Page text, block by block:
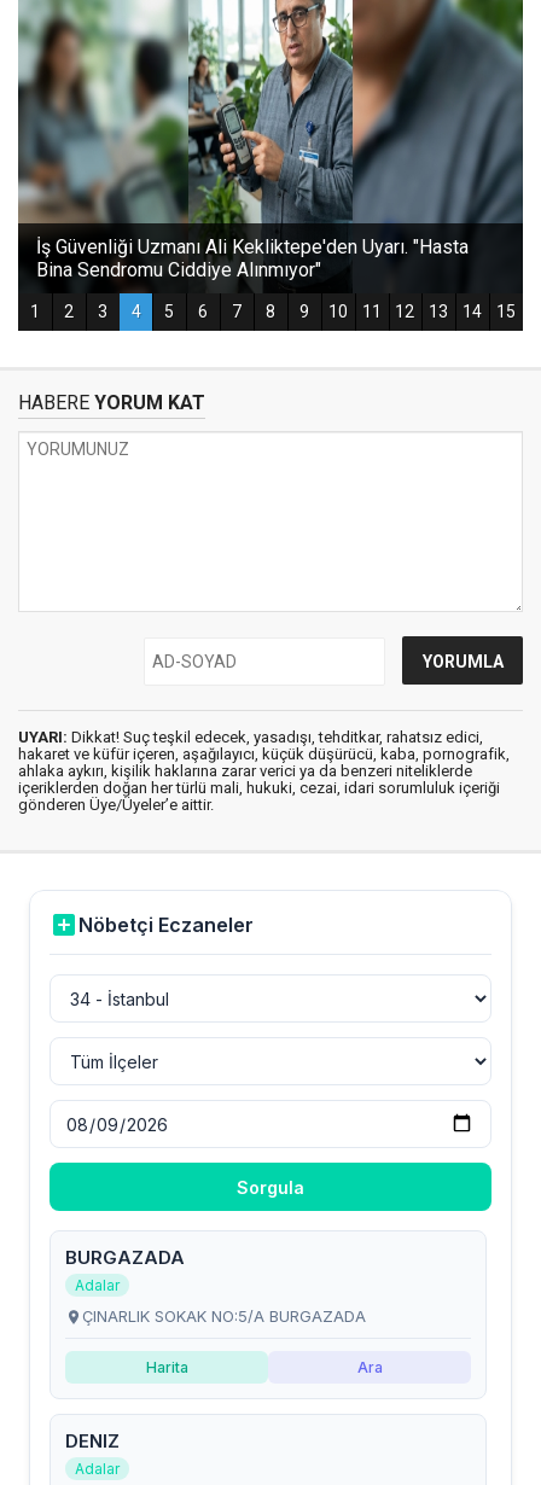
HABERE YORUM KAT
UYARI: Dikkat! Suç teşkil edecek, yasadışı, tehditkar, rahatsız edici,
hakaret ve küfür içeren, aşağılayıcı, küçük düşürücü, kaba, pornografik,
ahlaka aykırı, kişilik haklarına zarar verici ya da benzeri niteliklerde
içeriklerden doğan her türlü mali, hukuki, cezai, idari sorumluluk içeriği
gönderen Üye/Üyeler’e aittir.